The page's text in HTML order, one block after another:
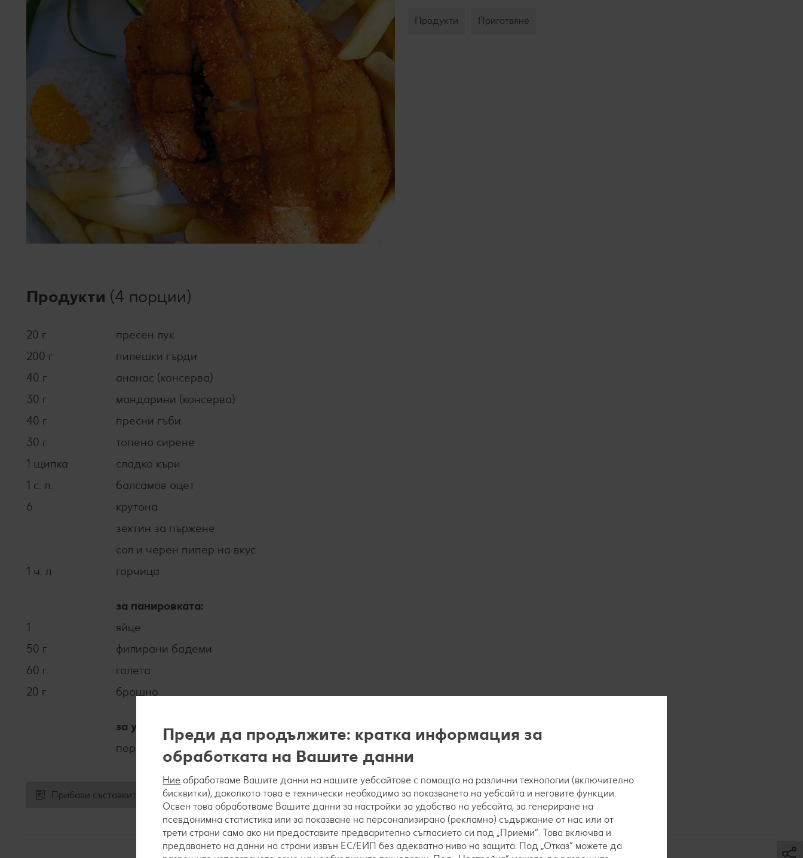
Продукти Приготвяне
Продукти (4 порции)
20 г
пресен лук
200 г
пилешки гърди
40 г
ананас (консерва)
30 г
мандарини (консерва)
40 г
пресни гъби
30 г
топено сирене
1 щипка
сладко къри
1 с. л.
балсамов оцет
6
крутона
зехтин за пържене
сол и черен пипер на вкус
1 ч. л.
горчица
за панировката:
1
яйце
50 г
филирани бадеми
60 г
галета
20 г
брашно
за украсата:
пера пресен лук
Прибави съставките към списъка за пазаруване
Преди да продължите: кратка информация за
обработката на Вашите данни
Ние обработваме Вашите данни на нашите уебсайтове с помощта на различни технологии (включително
бисквитки), доколкото това е технически необходимо за показването на уебсайта и неговите функции.
Освен това обработваме Вашите данни за настройки за удобство на уебсайта, за генериране на
псевдонимна статистика или за показване на персонализирано (рекламно) съдържание от нас или от
трети страни само ако ни предоставите предварително съгласието си под „Приеми“. Това включва и
предаването на данни на страни извън ЕС/ЕИП без адекватно ниво на защита. Под „Отказ“ можете да